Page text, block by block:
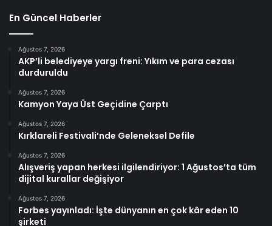
En Güncel Haberler
Ağustos 7, 2026
AKP’li belediyeye yargı freni: Yıkım ve para cezası
durduruldu
Ağustos 7, 2026
Kamyon Yaya Üst Geçidine Çarptı
Ağustos 7, 2026
Kırklareli Festivali’nde Geleneksel Defile
Ağustos 7, 2026
Alışveriş yapan herkesi ilgilendiriyor: 1 Ağustos’ta tüm
dijital kurallar değişiyor
Ağustos 7, 2026
Forbes yayınladı: İşte dünyanın en çok kâr eden 10
şirketi